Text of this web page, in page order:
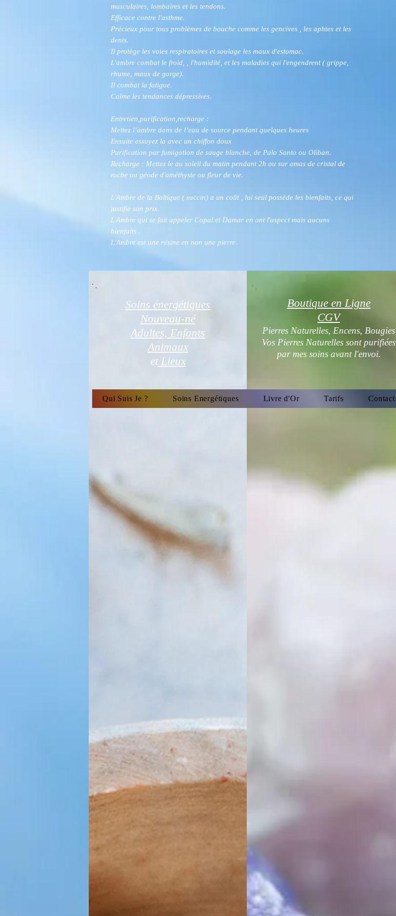
musculaires, lombaires et les tendons.
Efficace contre l'asthme.
Précieux pour tous problèmes de bouche comme les gencives , les aphtes et les
dents.
Il protège les voies respiratoires et soulage les maux d'estomac.
L'ambre combat le froid, , l'humidité, et les maladies qui l'engendrent ( grippe,
rhume, maux de gorge).
Il combat la fatigue.
Calme les tendances dépressives.
Entretien,purification,recharge :
Mettez l’ambre dans de l’eau de source pendant quelques heures
Ensuite essuyez la avec un chiffon doux
Purification par fumigation de sauge blanche, de Palo Santo ou Oliban.
Recharge : Mettez le au soleil du matin pendant 2h ou sur amas de cristal de
roche ou géode d'améthyste ou fleur de vie.
L'Ambre de la Baltique ( succin) a un coût , lui seul possède les bienfaits, ce qui
justifie son prix.
L'Ambre qui se fait appeler Copal et Damar en ont l'aspect mais aucuns
bienfaits .
L'Ambre est une résine en non une pierre.
Soins énergétiques
Nouveau-né
Adultes, Enfants
Animaux
etLieux
Boutique en Ligne
CGV
Pierres Naturelles, Encens, Bougies
Vos Pierres Naturelles sont purifiées
par mes soins avant l'envoi.
Qui Suis Je ? Soins Energétiques Livre d'Or Tarifs Contact